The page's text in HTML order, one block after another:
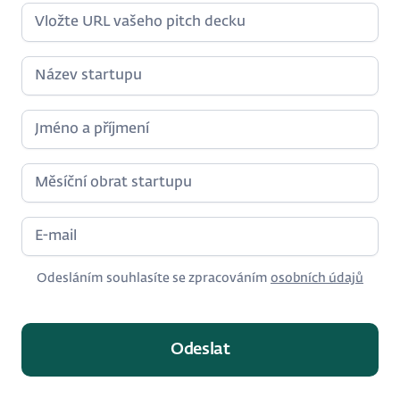
Odesláním souhlasíte se zpracováním osobních údajů